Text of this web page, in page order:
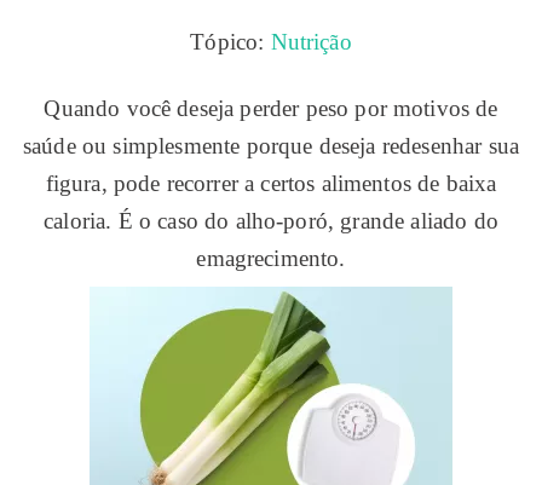
Tópico: Nutrição
Quando você deseja perder peso por motivos de
saúde ou simplesmente porque deseja redesenhar sua
figura, pode recorrer a certos alimentos de baixa
caloria. É o caso do alho-poró, grande aliado do
emagrecimento.